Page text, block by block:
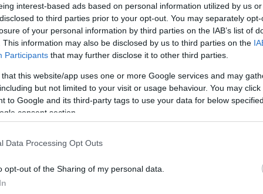
interest-based ads based on personal information utilized by us
to third parties prior to your opt-out. You may separately
of your personal information by third parties on the IAB’s list of
This information may also be disclosed by us to third parties on the
Participants that may further disclose it to other third parties.
that this website/app uses one or more Google services and may
but not limited to your visit or usage behaviour. You may
to Google and its third-party tags to use your data for below
consent section.
Data Processing Opt Outs
opt-out of the Sharing of my personal data.
Θέλω να καταλάβετε τι παραπάνω ιστορικά είναι
ότι είστε οι καλύτερες. Δεν υπολείπεστε σε
αθλήτριες που θα είναι στην άλλη πλευρά του
να έχετε υγεία και θα τα λέμε πιο συχνά».
«Και από πλευράς μου, καλώς ήρθατε στην
αλλά εδώ θα καταλάβετε ότι η ΑΕΚ είναι κάτι
Ο στόχος μου, επειδή υπήρξα 17 χρόνια αθλητής,
γίνει αυτό όμως, θα πρέπει εσείς πρώτες να
μας θα είναι κοντά σας. Από την εμπειρία μου στο
ο κόσμος της ΑΕΚ στην ομάδα είναι ανεπανάληπτο.